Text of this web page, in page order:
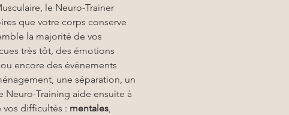
le Neuro-Trainer
que votre corps conserve
la majorité de vos
très tôt, des émotions
encore des événements
une séparation, un
Neuro-Training aide ensuite à
vos difficultés : mentales,